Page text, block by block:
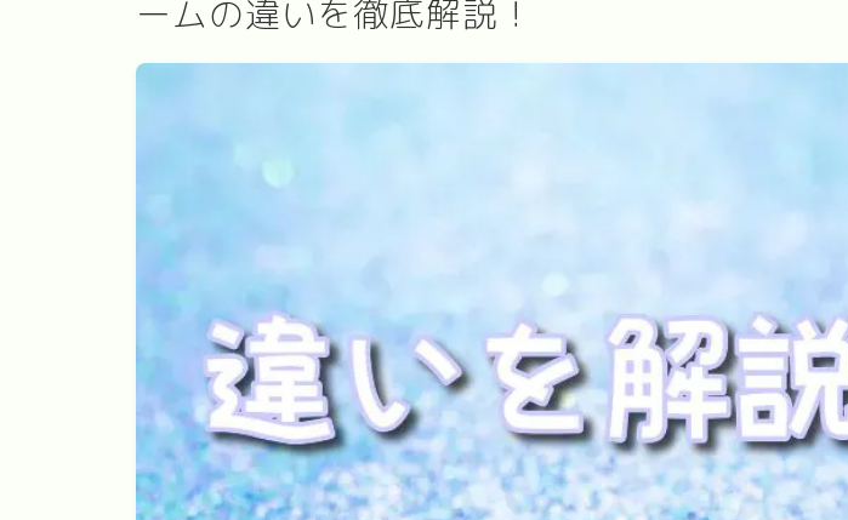
ームの違いを徹底解説！